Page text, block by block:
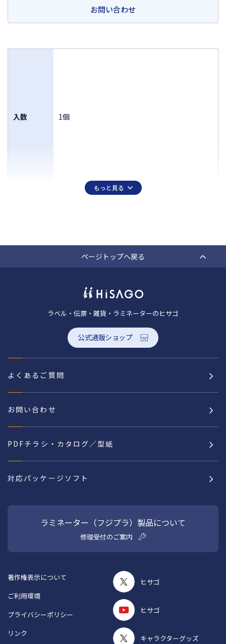
お問い合わせ
入数 1個
もっと見る
ページトップへ戻る
ラベル・伝票・雑貨・ラミネーターのヒサゴ
公式通販ショップ
よくあるご質問
お問い合わせ
PDFチラシ・カタログ／型紙
対応パッケージソフト
ラミネーター（フジプラ）製品について
修理受付のご案内
ヒサゴ
ヒサゴ
キャラクターグッズ
著作権表示について
ご利用環境
プライバシーポリシー
リンク